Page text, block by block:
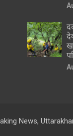
News,